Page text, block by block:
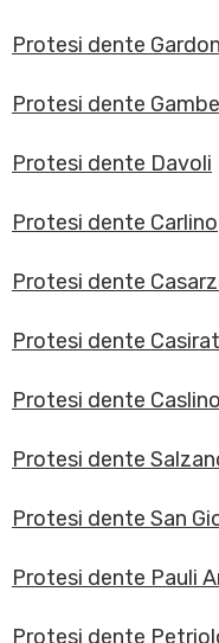
Protesi dente
Protesi dente
Protesi dente Davoli
Protesi dente Carlino
Protesi dente
Protesi dente
Protesi dente
Protesi dente
Protesi dente San
Protesi dente Pauli
Protesi dente